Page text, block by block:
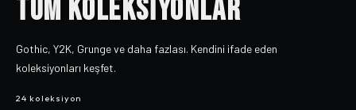
TÜM KOLEKSİYONLAR
Gothic, Y2K, Grunge ve daha fazlası. Kendini ifade eden
koleksiyonları keşfet.
24 koleksiyon